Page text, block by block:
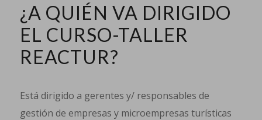
¿A QUIÉN VA DIRIGIDO
EL CURSO-TALLER
REACTUR?
Está dirigido a gerentes y/ responsables de
gestión de empresas y microempresas turísticas